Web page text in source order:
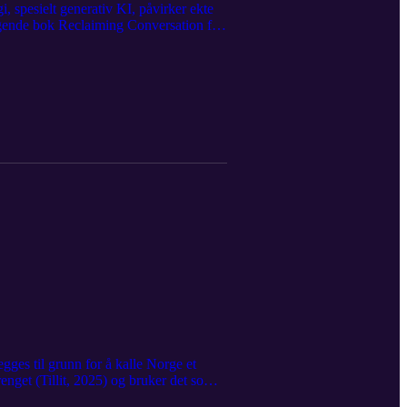
spesielt generativ KI, påvirker ekte
bok Reclaiming Conversation fra
en illusjon av empati og
og hvorfor det er nettopp det som
ekte samtaler i en KI-dominert
- Et kall til eventyr i
taetkalltileventyr/ Facebook:
hei@etkalltileventyr.no *****
age-of-ai?
forsker-kaller-det-
Technology: "Adam started
・Daily Philosophy Journal
of Surveillance Capitalism
til grunn for å kalle Norge et
(Tillit, 2025) og bruker det som
oppgaver og fungerer som